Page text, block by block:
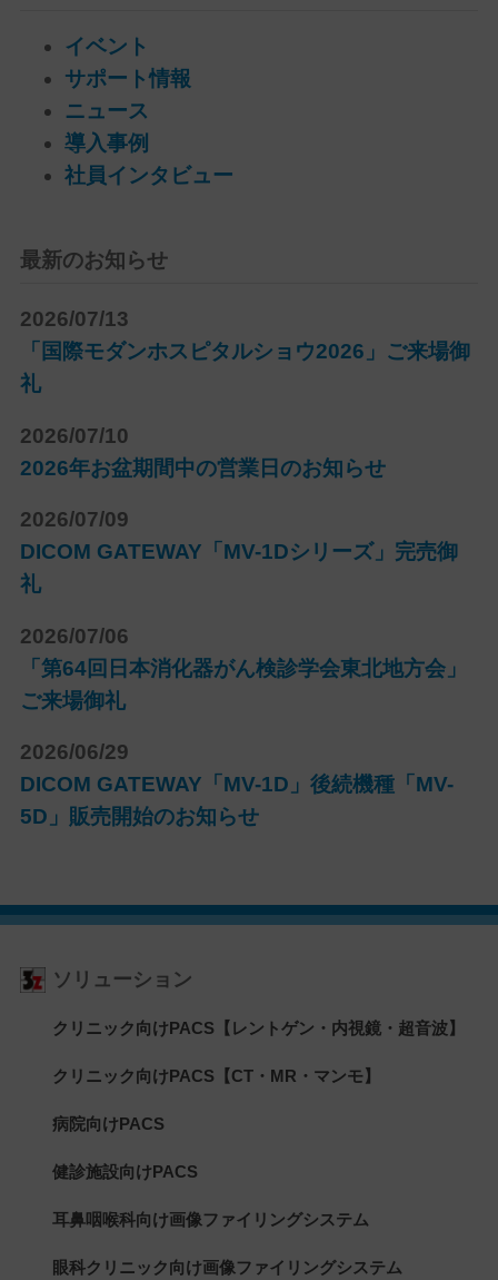
イベント
サポート情報
ニュース
導入事例
社員インタビュー
最新のお知らせ
2026/07/13
「国際モダンホスピタルショウ2026」ご来場御
礼
2026/07/10
2026年お盆期間中の営業日のお知らせ
2026/07/09
DICOM GATEWAY「MV-1Dシリーズ」完売御
礼
2026/07/06
「第64回日本消化器がん検診学会東北地方会」
ご来場御礼
2026/06/29
DICOM GATEWAY「MV-1D」後続機種「MV-
5D」販売開始のお知らせ
ソリューション
クリニック向けPACS【レントゲン・内視鏡・超音波】
クリニック向けPACS【CT・MR・マンモ】
病院向けPACS
健診施設向けPACS
耳鼻咽喉科向け画像ファイリングシステム
眼科クリニック向け画像ファイリングシステム